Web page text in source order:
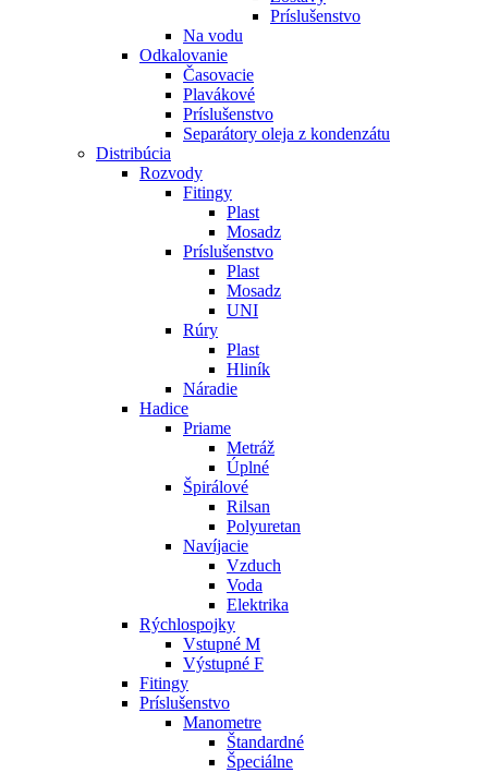
Príslušenstvo
Na vodu
Odkalovanie
Časovacie
Plavákové
Príslušenstvo
Separátory oleja z kondenzátu
Distribúcia
Rozvody
Fitingy
Plast
Mosadz
Príslušenstvo
Plast
Mosadz
UNI
Rúry
Plast
Hliník
Náradie
Hadice
Priame
Metráž
Úplné
Špirálové
Rilsan
Polyuretan
Navíjacie
Vzduch
Voda
Elektrika
Rýchlospojky
Vstupné M
Výstupné F
Fitingy
Príslušenstvo
Manometre
Štandardné
Špeciálne